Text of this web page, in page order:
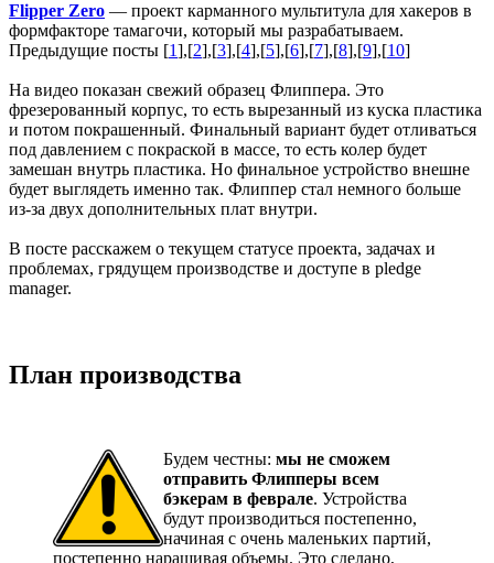
Flipper Zero — проект карманного мультитула для хакеров в
формфакторе тамагочи, который мы разрабатываем.
Предыдущие посты [1],[2],[3],[4],[5],[6],[7],[8],[9],[10]
На видео показан свежий образец Флиппера. Это
фрезерованный корпус, то есть вырезанный из куска пластика
и потом покрашенный. Финальный вариант будет отливаться
под давлением с покраской в массе, то есть колер будет
замешан внутрь пластика. Но финальное устройство внешне
будет выглядеть именно так. Флиппер стал немного больше
из-за двух дополнительных плат внутри.
В посте расскажем о текущем статусе проекта, задачах и
проблемах, грядущем производстве и доступе в pledge
manager.
План производства
Будем честны: мы не сможем
отправить Флипперы всем
бэкерам в феврале. Устройства
будут производиться постепенно,
начиная с очень маленьких партий,
постепенно наращивая объемы. Это сделано,